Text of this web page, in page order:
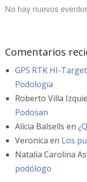
No hay nuevos
Comentarios
GPS RTK HI-Target
Podología
Roberto Villa
Podosan
Alícia Balsells en
Veronica en Los
Natalia Carolina
podólogo